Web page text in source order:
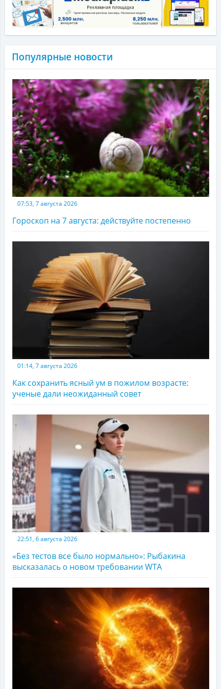
Популярные новости
07:53, 7 августа 2026
Гороскоп на 7 августа: действуйте постепенно
01:14, 7 августа 2026
Как сохранить ясный ум в пожилом возрасте:
ученые дали неожиданный совет
22:51, 6 августа 2026
«Без тестов все было нормально»: Рыбакина
высказалась о новом требовании WTA